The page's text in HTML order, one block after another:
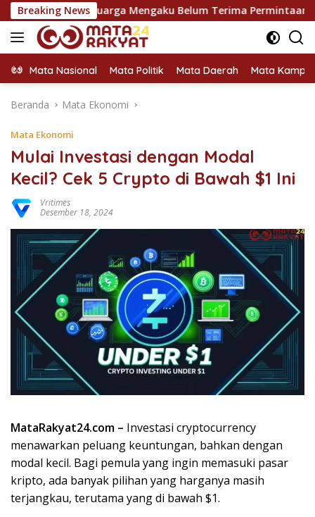
Langsung
ke
konten
Breaking News
Mengaku Belum Terima Permintaan Maaf
Mata Nasional Mata Politik Mata Daerah Mata
Beranda Mata Ekonomi
Mata Ekonomi
Mulai Investasi dengan Modal
Kecil? Cek 5 Crypto di Bawah $1 Ini
Vritimes
Desember 18, 2024
MataRakyat24.com – Investasi cryptocurrency
menawarkan peluang keuntungan, bahkan dengan
modal kecil. Bagi pemula yang ingin memasuki pasar
kripto, ada banyak pilihan yang harganya masih
terjangkau, terutama yang di bawah $1.